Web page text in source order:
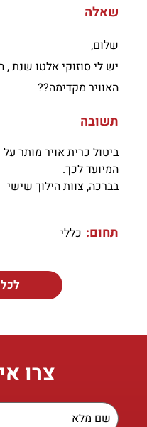
שאלה
שלום,
יש לי סוזוקי אלטו
האוויר מקדימה??
תשובה
ביטול כרית אויר מותר
המיועד לכך.
בברכה, צוות הילוך שישי
תחום: כללי
צרו